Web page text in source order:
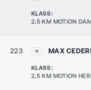
KLASS:
2,5 KM MOTION
223 MAX
KLASS:
2,5 KM MOTION